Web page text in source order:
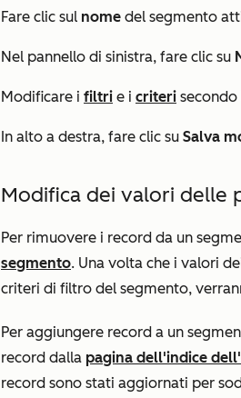
Fare clic sul nome del segmento
Nel pannello di sinistra, fare clic su
Modificare i filtri e i criteri secondo
In alto a destra, fare clic su Salva
Modifica dei valori delle
Per rimuovere i record da un
segmento. Una volta che i valori
criteri di filtro del segmento,
Per aggiungere record a un
record dalla pagina dell'indice
record sono stati aggiornati per